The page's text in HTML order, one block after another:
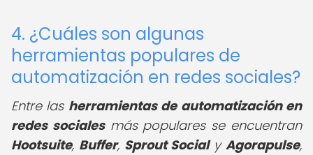
4. ¿Cuáles son algunas
herramientas populares de
automatización en redes sociales?
Entre las herramientas de automatización en
redes socialesmás populares se encuentran
Hootsuite, Buffer, Sprout SocialyAgorapulse,